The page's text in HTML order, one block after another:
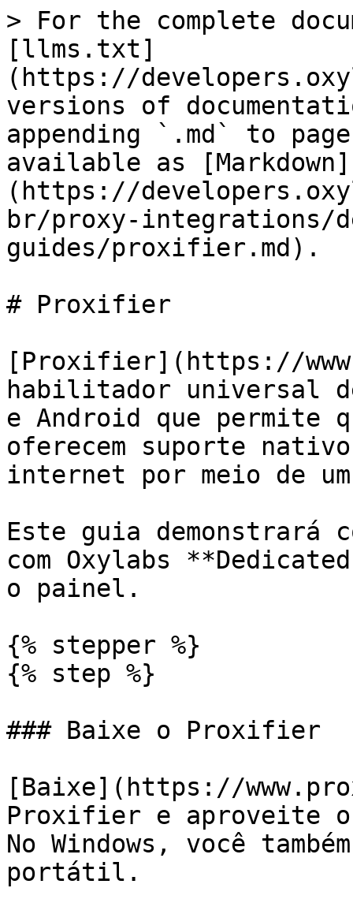
> For the complete
[llms.txt]
(https://
versions of
appending `.md` to
available as [Markdown]
(https://
br/proxy-integrations/
guides/proxifier.md).
# Proxifier
[Proxifier](https://
habilitador universal de
e Android que permite
oferecem suporte
internet por meio de
Este guia demonstrará
com Oxylabs
o painel.
{% stepper %}
{% step %}
### Baixe o Proxifier
[Baixe](https://
Proxifier e aproveite
No Windows, você
portátil.